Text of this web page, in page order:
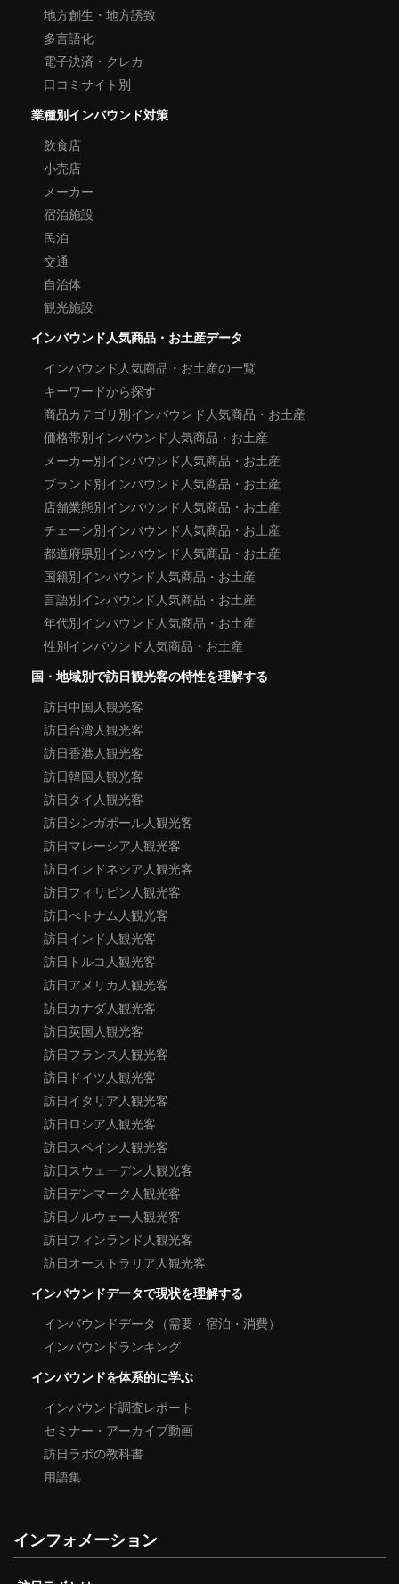
地方創生・地方誘致
多言語化
電子決済・クレカ
口コミサイト別
業種別インバウンド対策
飲食店
小売店
メーカー
宿泊施設
民泊
交通
自治体
観光施設
インバウンド人気商品・お土産データ
インバウンド人気商品・お土産の一覧
キーワードから探す
商品カテゴリ別インバウンド人気商品・お土産
価格帯別インバウンド人気商品・お土産
メーカー別インバウンド人気商品・お土産
ブランド別インバウンド人気商品・お土産
店舗業態別インバウンド人気商品・お土産
チェーン別インバウンド人気商品・お土産
都道府県別インバウンド人気商品・お土産
国籍別インバウンド人気商品・お土産
言語別インバウンド人気商品・お土産
年代別インバウンド人気商品・お土産
性別インバウンド人気商品・お土産
国・地域別で訪日観光客の特性を理解する
訪日中国人観光客
訪日台湾人観光客
訪日香港人観光客
訪日韓国人観光客
訪日タイ人観光客
訪日シンガポール人観光客
訪日マレーシア人観光客
訪日インドネシア人観光客
訪日フィリピン人観光客
訪日べトナム人観光客
訪日インド人観光客
訪日トルコ人観光客
訪日アメリカ人観光客
訪日カナダ人観光客
訪日英国人観光客
訪日フランス人観光客
訪日ドイツ人観光客
訪日イタリア人観光客
訪日ロシア人観光客
訪日スペイン人観光客
訪日スウェーデン人観光客
訪日デンマーク人観光客
訪日ノルウェー人観光客
訪日フィンランド人観光客
訪日オーストラリア人観光客
インバウンドデータで現状を理解する
インバウンドデータ（需要・宿泊・消費）
インバウンドランキング
インバウンドを体系的に学ぶ
インバウンド調査レポート
セミナー・アーカイブ動画
訪日ラボの教科書
用語集
インフォメーション